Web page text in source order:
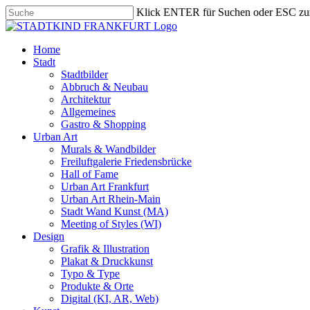
Skip
to
content
Klick ENTER für Suchen oder ESC
Close
search
Menu
Home
Stadt
Stadtbilder
Abbruch & Neubau
Architektur
Allgemeines
Gastro & Shopping
Urban Art
Murals & Wandbilder
Freiluftgalerie Friedensbrücke
Hall of Fame
Urban Art Frankfurt
Urban Art Rhein-Main
Stadt Wand Kunst (MA)
Meeting of Styles (WI)
Design
Grafik & Illustration
Plakat & Druckkunst
Typo & Type
Produkte & Orte
Digital (KI, AR, Web)